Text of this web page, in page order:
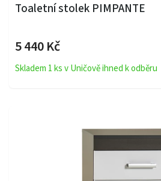
Toaletní stolek PIMPANTE
5 440 Kč
Skladem 1 ks v Uničově ihned k odběru